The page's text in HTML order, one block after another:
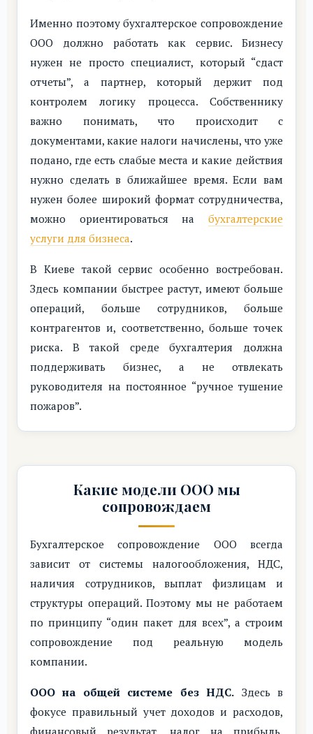
Именно поэтому бухгалтерское сопровождение
ООО должно работать как сервис. Бизнесу
нужен не просто специалист, который “сдаст
отчеты”, а партнер, который держит под
контролем логику процесса. Собственнику
важно понимать, что происходит с
документами, какие налоги начислены, что уже
подано, где есть слабые места и какие действия
нужно сделать в ближайшее время. Если вам
нужен более широкий формат сотрудничества,
можно ориентироваться на бухгалтерские
услуги для бизнеса.
В Киеве такой сервис особенно востребован.
Здесь компании быстрее растут, имеют больше
операций, больше сотрудников, больше
контрагентов и, соответственно, больше точек
риска. В такой среде бухгалтерия должна
поддерживать бизнес, а не отвлекать
руководителя на постоянное “ручное тушение
пожаров”.
Какие модели ООО мы
сопровождаем
Бухгалтерское сопровождение ООО всегда
зависит от системы налогообложения, НДС,
наличия сотрудников, выплат физлицам и
структуры операций. Поэтому мы не работаем
по принципу “один пакет для всех”, а строим
сопровождение под реальную модель
компании.
ООО на общей системе без НДС. Здесь в
фокусе правильный учет доходов и расходов,
финансовый результат, налог на прибыль,